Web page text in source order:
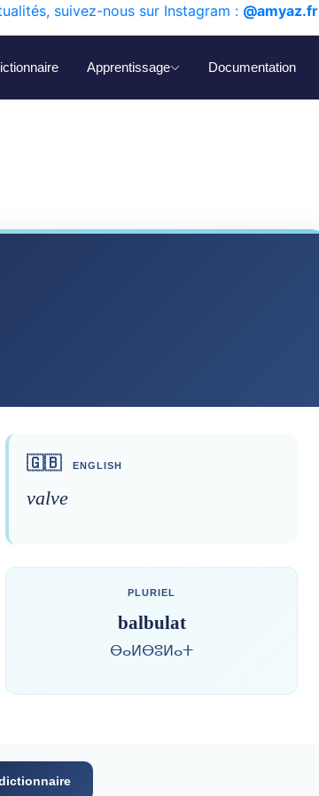
suivez-nous sur Instagram : @amyaz.fr
Apprentissage Documentation
🇬🇧 ENGLISH
valve
PLURIEL
balbulat
ⴱⴰⵍⴱⵓⵍⴰⵜ